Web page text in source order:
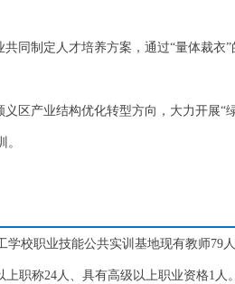
同制定人才培养方案，通过“量体裁
区产业结构优化转型方向，大力开展
校职业技能公共实训基地现有教师79
职称24人、具有高级以上职业资格1人。